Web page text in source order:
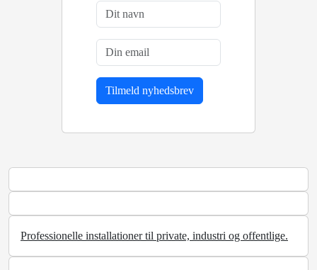
Professionelle installationer til private, industri og offentlige.